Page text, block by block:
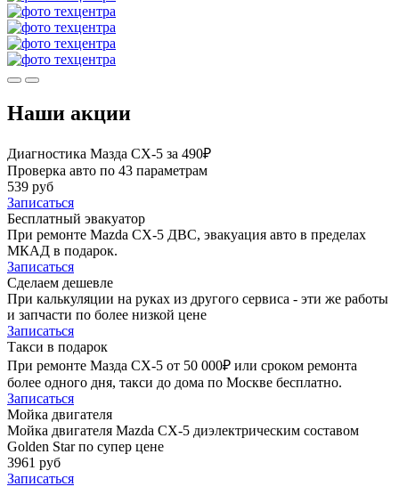
Наши акции
Диагностика Мазда СХ-5 за 490₽
Проверка авто по 43 параметрам
539 руб
Записаться
Бесплатный эвакуатор
При ремонте Mazda CX-5 ДВС, эвакуация авто в пределах
МКАД в подарок.
Записаться
Сделаем дешевле
При калькуляции на руках из другого сервиса - эти же работы
и запчасти по более низкой цене
Записаться
Такси в подарок
При ремонте Мазда СХ-5 от 50 000₽ или сроком ремонта
более одного дня, такси до дома по Москве бесплатно.
Записаться
Мойка двигателя
Мойка двигателя Mazda CX-5 диэлектрическим составом
Golden Star по супер цене
3961 руб
Записаться